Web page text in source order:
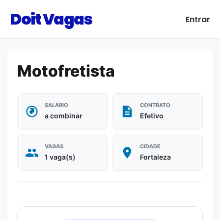
Doit Vagas Entrar
Motofretista
SALÁRIO
a combinar
CONTRATO
Efetivo
VAGAS
1 vaga(s)
CIDADE
Fortaleza